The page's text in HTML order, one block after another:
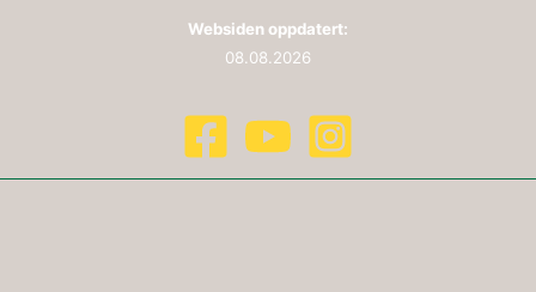
Websiden oppdatert:
08.08.2026